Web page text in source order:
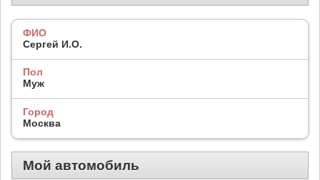
ФИО
Сергей И.О.
Пол
Муж
Город
Москва
Мой автомобиль